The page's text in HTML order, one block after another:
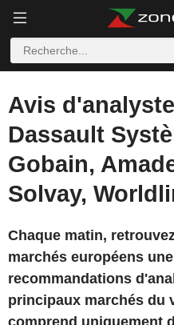
Avis
Dassault
Gobain,
Solvay,
Chaque matin,
marchés européens
recommandations
principaux marchés du
comprend uniquement